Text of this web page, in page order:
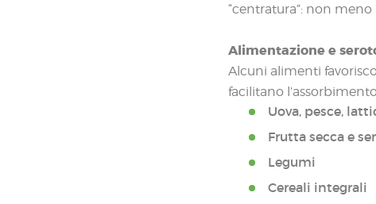
“centratura”: non
Alimentazione e
Alcuni alimenti
facilitano
Uova, pesce,
Frutta secca e
Legumi
Cereali integrali